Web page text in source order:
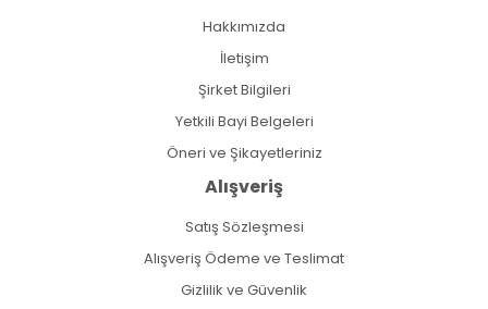
Hakkımızda
İletişim
Şirket Bilgileri
Yetkili Bayi Belgeleri
Öneri ve Şikayetleriniz
Alışveriş
Satış Sözleşmesi
Alışveriş Ödeme ve Teslimat
Gizlilik ve Güvenlik